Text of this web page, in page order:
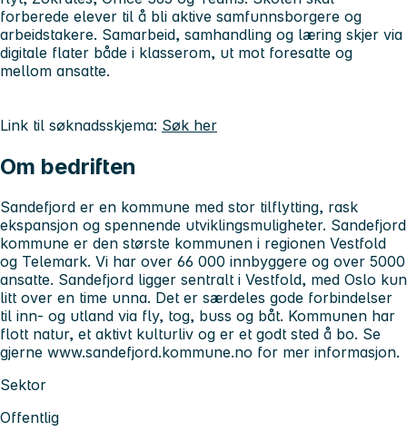
forberede elever til å bli aktive samfunnsborgere og
arbeidstakere. Samarbeid, samhandling og læring skjer via
digitale flater både i klasserom, ut mot foresatte og
mellom ansatte.
Link til søknadsskjema: Søk her
Om bedriften
Sandefjord er en kommune med stor tilflytting, rask
ekspansjon og spennende utviklingsmuligheter. Sandefjord
kommune er den største kommunen i regionen Vestfold
og Telemark. Vi har over 66 000 innbyggere og over 5000
ansatte. Sandefjord ligger sentralt i Vestfold, med Oslo kun
litt over en time unna. Det er særdeles gode forbindelser
til inn- og utland via fly, tog, buss og båt. Kommunen har
flott natur, et aktivt kulturliv og er et godt sted å bo. Se
gjerne www.sandefjord.kommune.no for mer informasjon.
Sektor
Offentlig